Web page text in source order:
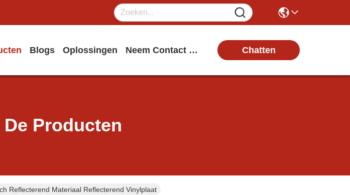
Blogs Oplossingen Neem Contact Met Ons Op Chatten
Producten
Reflecterend Materiaal Reflecterend Vinylplaat